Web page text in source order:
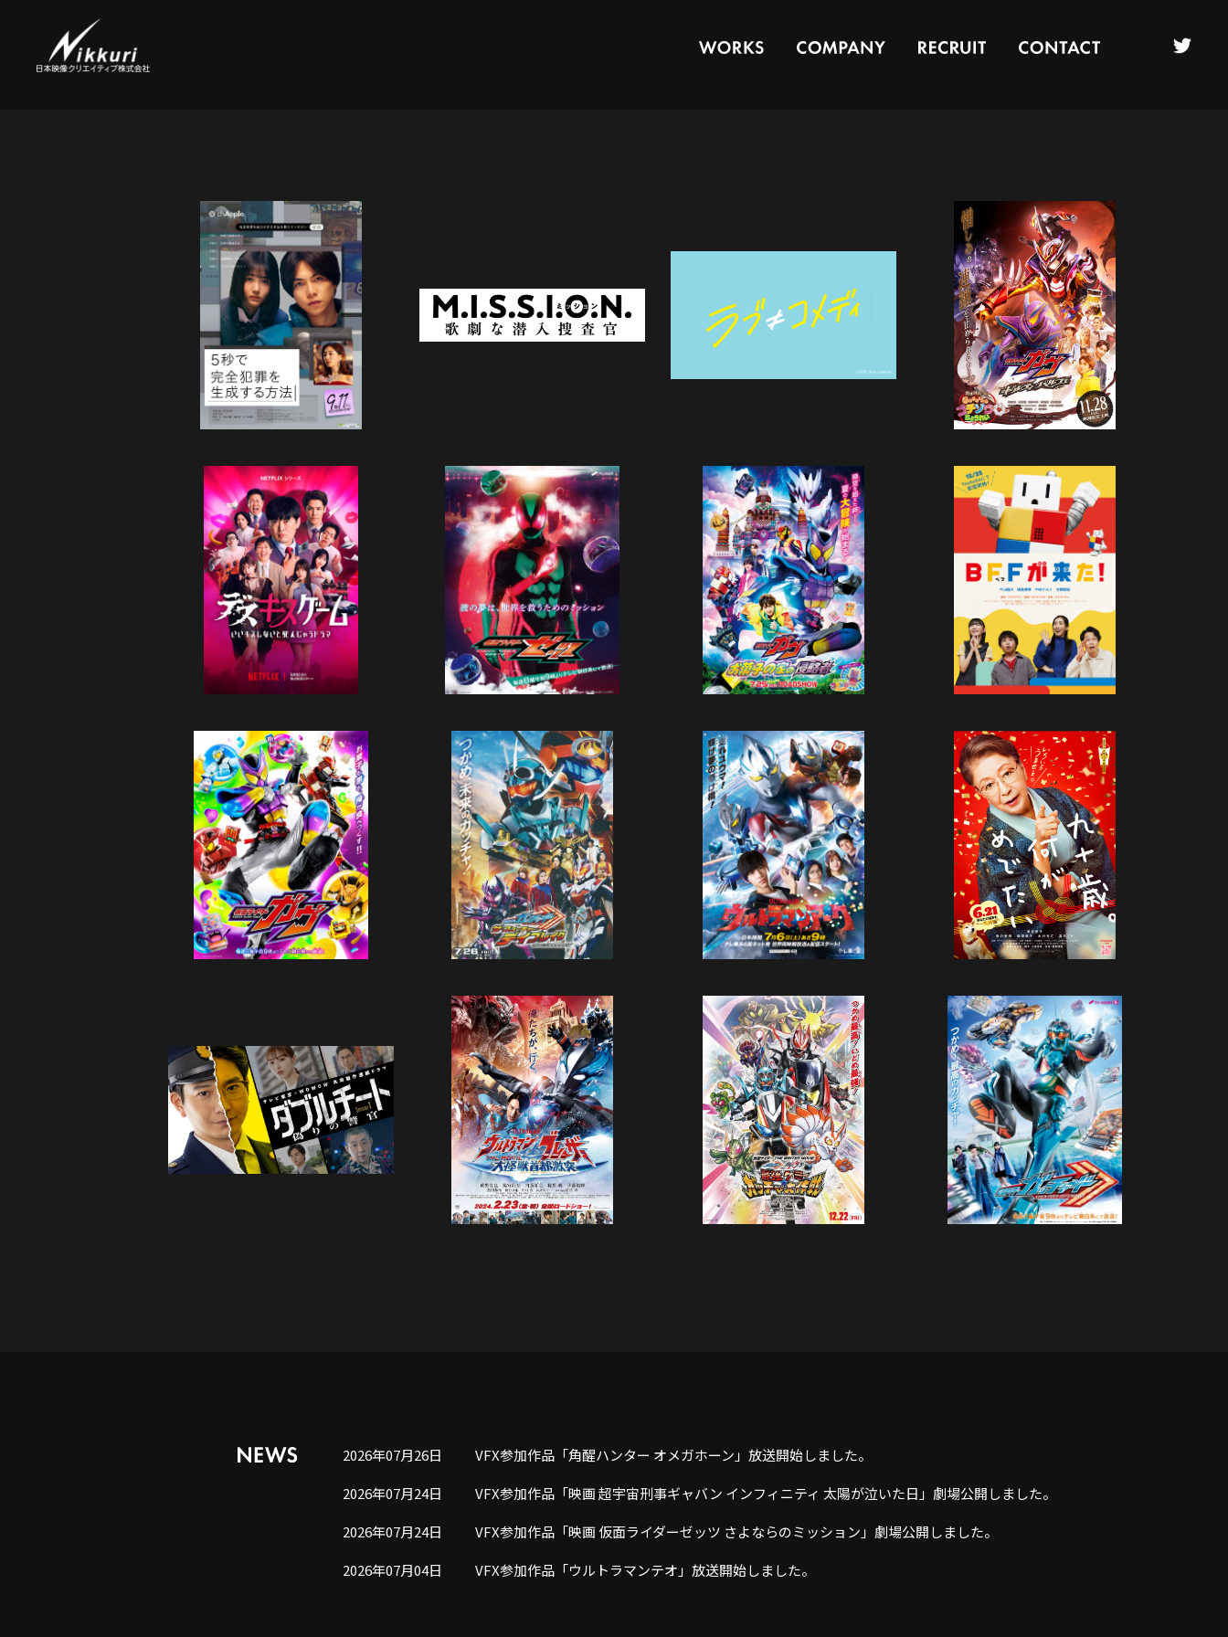
2026年07月26日
VFX参加作品「角醒ハンター オメガホーン」放送開始しました。
2026年07月24日
VFX参加作品「映画 超宇宙刑事ギャバン インフィニティ 太陽が泣いた日」劇場公開しました。
2026年07月24日
VFX参加作品「映画 仮面ライダーゼッツ さよならのミッション」劇場公開しました。
2026年07月04日
VFX参加作品「ウルトラマンテオ」放送開始しました。